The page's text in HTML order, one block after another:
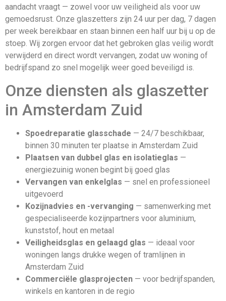
aandacht vraagt — zowel voor uw veiligheid als voor uw
gemoedsrust. Onze glaszetters zijn 24 uur per dag, 7 dagen
per week bereikbaar en staan binnen een half uur bij u op de
stoep. Wij zorgen ervoor dat het gebroken glas veilig wordt
verwijderd en direct wordt vervangen, zodat uw woning of
bedrijfspand zo snel mogelijk weer goed beveiligd is.
Onze diensten als glaszetter
in Amsterdam Zuid
Spoedreparatie glasschade — 24/7 beschikbaar,
binnen 30 minuten ter plaatse in Amsterdam Zuid
Plaatsen van dubbel glas en isolatieglas —
energiezuinig wonen begint bij goed glas
Vervangen van enkelglas — snel en professioneel
uitgevoerd
Kozijnadvies en -vervanging — samenwerking met
gespecialiseerde kozijnpartners voor aluminium,
kunststof, hout en metaal
Veiligheidsglas en gelaagd glas — ideaal voor
woningen langs drukke wegen of tram­lijnen in
Amsterdam Zuid
Commerciële glasprojecten — voor bedrijfspanden,
winkels en kantoren in de regio